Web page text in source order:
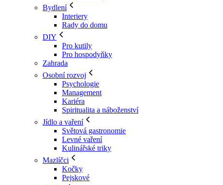
Bydlení
Interiery
Rady do domu
DIY
Pro kutily
Pro hospodyňky
Zahrada
Osobní rozvoj
Psychologie
Management
Kariéra
Spiritualita a náboženství
Jídlo a vaření
Světová gastronomie
Levné vaření
Kulinářské triky
Mazlíčci
Kočky
Pejskové